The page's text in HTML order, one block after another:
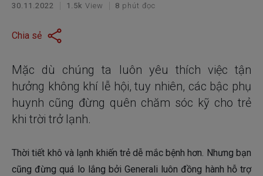
30.11.2022 1.5k View 8 phút đọc
Chia sẻ
Mặc dù chúng ta luôn yêu thích việc tận
hưởng không khí lễ hội, tuy nhiên, các bậc phụ
huynh cũng đừng quên chăm sóc kỹ cho trẻ
khi trời trở lạnh.
Thời tiết khô và lạnh khiến trẻ dễ mắc bệnh hơn. Nhưng bạn
cũng đừng quá lo lắng bởi Generali luôn đồng hành hỗ trợ